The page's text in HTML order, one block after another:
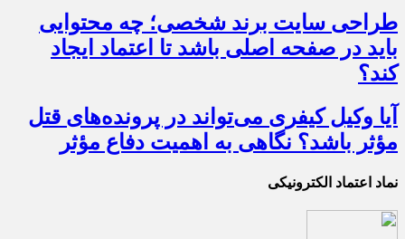
طراحی سایت برند شخصی؛ چه محتوایی
باید در صفحه اصلی باشد تا اعتماد ایجاد
کند؟
آیا وکیل کیفری می‌تواند در پرونده‌های قتل
مؤثر باشد؟ نگاهی به اهمیت دفاع مؤثر
نماد اعتماد الکترونیکی